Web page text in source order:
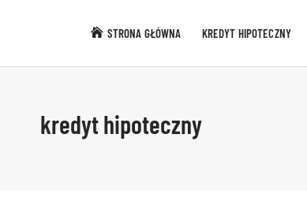
STRONA GŁÓWNA KREDYT HIPOTECZNY
kredyt hipoteczny